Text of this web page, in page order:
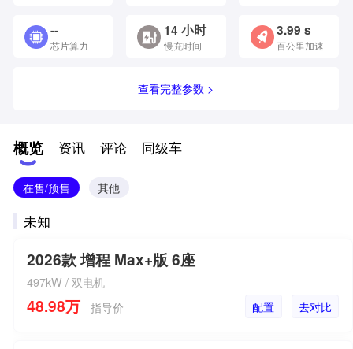
--
芯片算力
14 小时
慢充时间
3.99 s
百公里加速
查看完整参数 >
概览 资讯 评论 同级车
在售/预售 其他
未知
2026款 增程 Max+版 6座
497kW / 双电机
48.98万 指导价 去对比
配置